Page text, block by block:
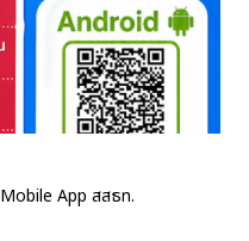
Mobile App สสธท.